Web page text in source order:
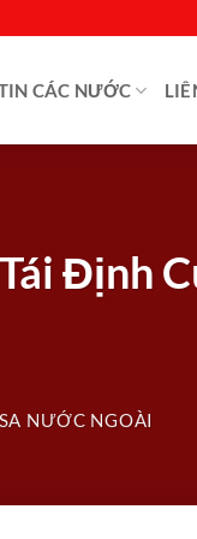
CÁC NƯỚC
Định
NƯỚC NGOÀI